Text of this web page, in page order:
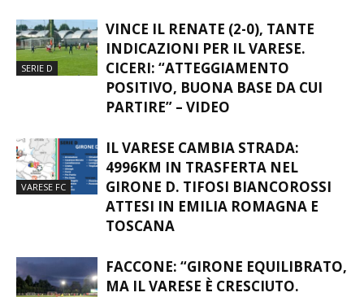
ARTICOLI CORRELATI
VINCE IL RENATE (2-0), TANTE
INDICAZIONI PER IL VARESE.
POSITIVO, BUONA BASE DA CUI
PARTIRE” – VIDEO
IL VARESE CAMBIA STRADA:
4996KM IN TRASFERTA NEL
ATTESI IN EMILIA ROMAGNA E
TOSCANA